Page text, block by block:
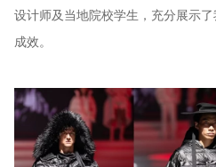
设计师及当地院校学生，充分展示
成效。